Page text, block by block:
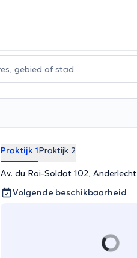
Praktijk 1Praktijk 2
Av. du Roi-Soldat 102, Anderlecht
Volgende beschikbaarheid